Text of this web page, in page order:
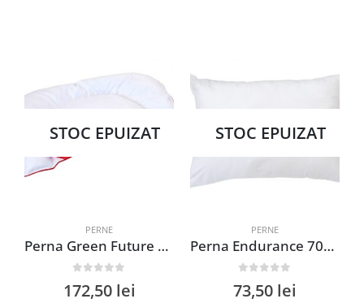
STOC EPUIZAT
PERNE
Perna Green Future Feeling Kids 35×50 cm 100% puf gâscă moale și pufoasă pentru confortul copiilor
172,50 lei
STOC EPUIZAT
PERNE
Perna Endurance 70×70 cm hipoalergenică cu umplutură din vată siliconică, lavabilă și rezistentă
73,50 lei